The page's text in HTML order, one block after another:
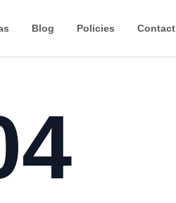
Blog Policies Contact